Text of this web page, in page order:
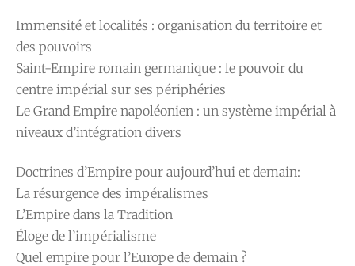
Immensité et localités : organisation du territoire et
des pouvoirs
Saint-Empire romain germanique : le pouvoir du
centre impérial sur ses périphéries
Le Grand Empire napoléonien : un système impérial à
niveaux d’intégration divers
Doctrines d’Empire pour aujourd’hui et demain:
La résurgence des impéralismes
L’Empire dans la Tradition
Éloge de l’impérialisme
Quel empire pour l’Europe de demain ?